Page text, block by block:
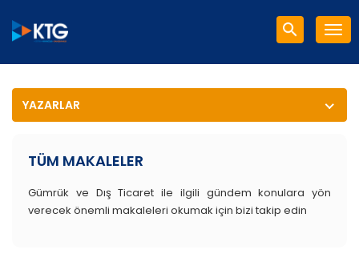
YAZARLAR
TÜM MAKALELER
Gümrük ve Dış Ticaret ile ilgili gündem konulara yön
verecek önemli makaleleri okumak için bizi takip edin